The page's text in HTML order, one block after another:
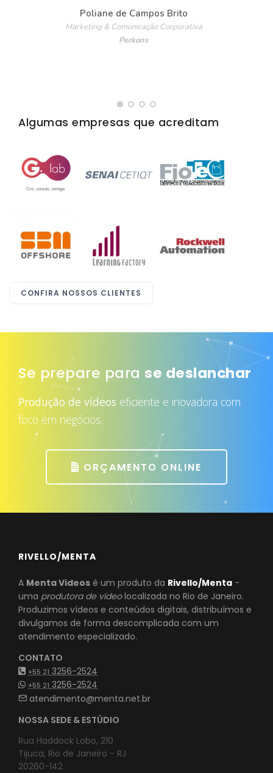
Poliane de Campos Brito
Marketing & Comunicação Corporativa
Perkons
Algumas empresas que acreditam
CONFIRA NOSSOS CLIENTES
Se prepare para se deslanchar
Produção de vídeos eficiente e inovadora com
foco em negócios.
ORÇAMENTO ONLINE
RIVELLO/MENTA
A Menta Videos é um produto da Rivello/Menta -
uma produtora de vídeolocalizada no Rio de Janeiro.
Produzimos vídeos e conteúdos digitais, distribuímos e
divulgamos de forma descomplicada com um
atendimento especializado.
CONTATO
+55 213256-2524
+55 213256-2524
atendimento@menta.net.br
NOSSA SEDE & ESTÚDIO
Rua Haddock Lobo, 210
Tijuca, Rio de Janeiro - RJ
20260-142